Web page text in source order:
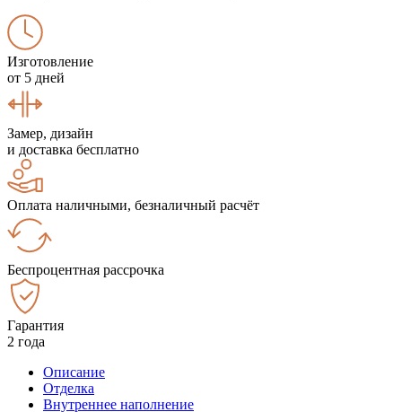
Изготовление
от 5 дней
Замер, дизайн
и доставка бесплатно
Оплата наличными, безналичный расчёт
Беспроцентная рассрочка
Гарантия
2 года
Описание
Отделка
Внутреннее наполнение